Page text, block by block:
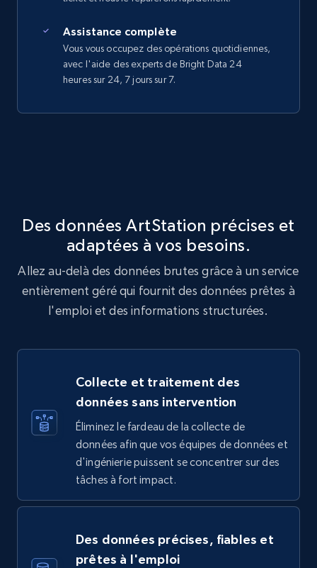
Assistance complète
Vous vous occupez des opérations quotidiennes,
avec l'aide des experts de Bright Data 24
heures sur 24, 7 jours sur 7.
Des données ArtStation précises et
adaptées à vos besoins.
Allez au-delà des données brutes grâce à un service
entièrement géré qui fournit des données prêtes à
l'emploi et des informations structurées.
Collecte et traitement des
données sans intervention
Éliminez le fardeau de la collecte de
données afin que vos équipes de données et
d'ingénierie puissent se concentrer sur des
tâches à fort impact.
Des données précises, fiables et
prêtes à l'emploi